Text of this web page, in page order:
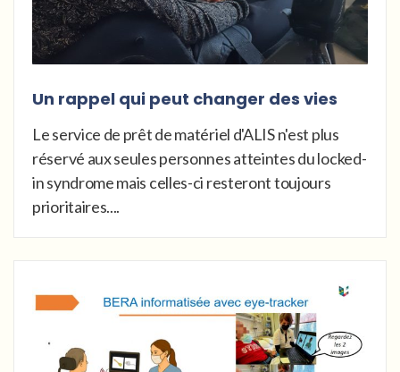
Un rappel qui peut changer des vies
Le service de prêt de matériel d'ALIS n'est plus
réservé aux seules personnes atteintes du locked-
in syndrome mais celles-ci resteront toujours
prioritaires....